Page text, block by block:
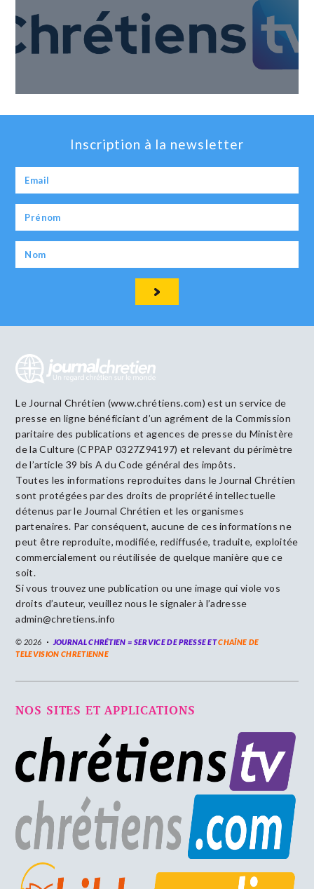
Inscription à la newsletter
Le Journal Chrétien (www.chrétiens.com) est un service de
presse en ligne bénéficiant d’un agrément de la Commission
paritaire des publications et agences de presse du Ministère
de la Culture (CPPAP 0327Z94197) et relevant du périmètre
de l’article 39 bis A du Code général des impôts.
Toutes les informations reproduites dans le Journal Chrétien
sont protégées par des droits de propriété intellectuelle
détenus par le Journal Chrétien et les organismes
partenaires. Par conséquent, aucune de ces informations ne
peut être reproduite, modifiée, rediffusée, traduite, exploitée
commercialement ou réutilisée de quelque manière que ce
soit.
Si vous trouvez une publication ou une image qui viole vos
droits d’auteur, veuillez nous le signaler à l’adresse
admin@chretiens.info
© 2026 JOURNAL CHRÉTIEN = SERVICE DE PRESSE ETCHAÎNE DE
TELEVISION CHRETIENNE
NOS SITES ET APPLICATIONS